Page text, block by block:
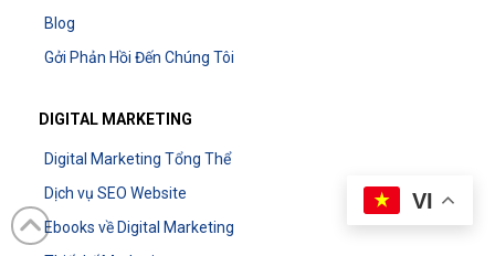
Blog
Gởi Phản Hồi Đến Chúng Tôi
DIGITAL MARKETING
Digital Marketing Tổng Thể
Dịch vụ SEO Website
Ebooks về Digital Marketing
VI